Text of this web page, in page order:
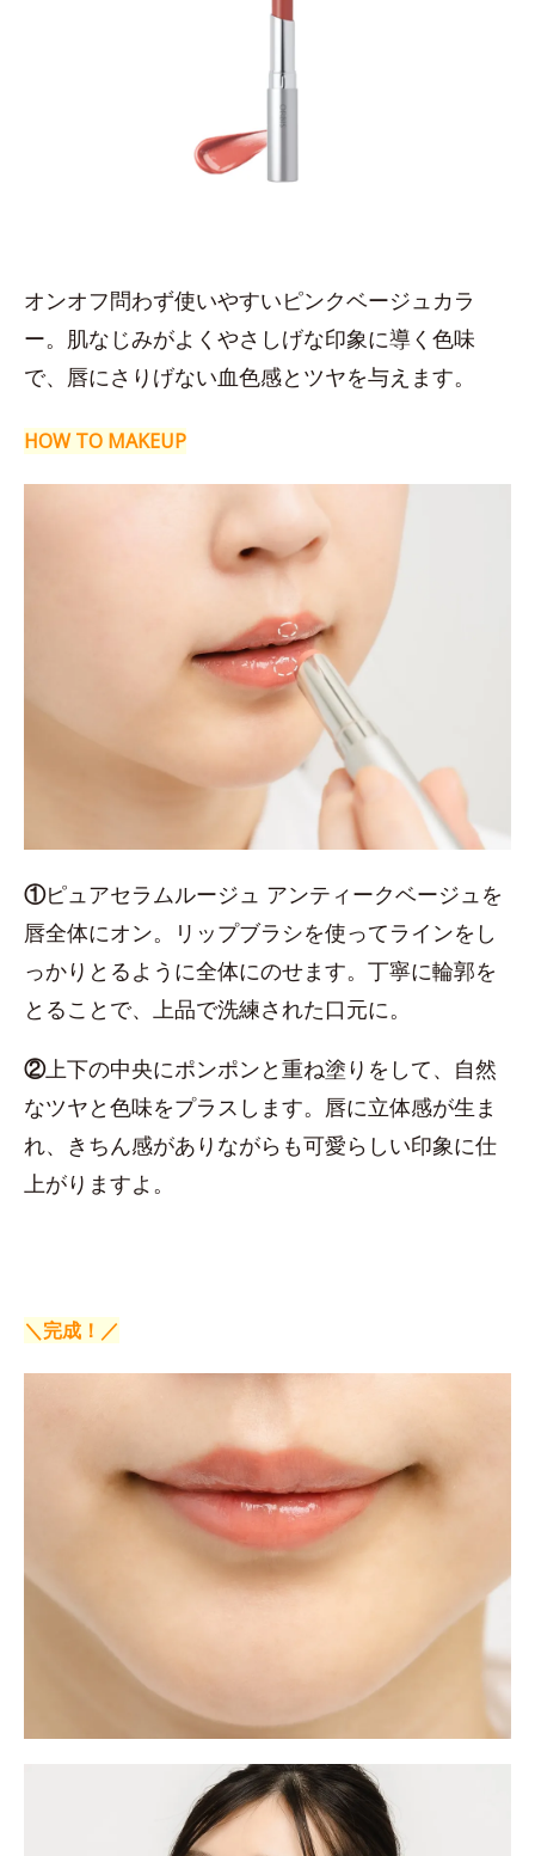
オンオフ問わず使いやすいピンクベージュカラ
ー。肌なじみがよくやさしげな印象に導く色味
で、唇にさりげない血色感とツヤを与えます。
HOW TO MAKEUP
①ピュアセラムルージュ アンティークベージュを
唇全体にオン。リップブラシを使ってラインをし
っかりとるように全体にのせます。丁寧に輪郭を
とることで、上品で洗練された口元に。
②上下の中央にポンポンと重ね塗りをして、自然
なツヤと色味をプラスします。唇に立体感が生ま
れ、きちん感がありながらも可愛らしい印象に仕
上がりますよ。
＼完成！／